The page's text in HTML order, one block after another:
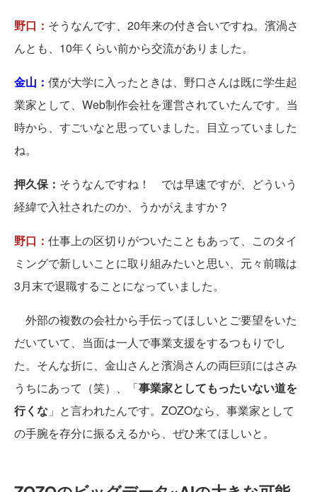
野口： そうなんです、20年来の付き合いですね。濱渦さ
んとも、10年くらい前から交流がありました。
金山： 僕が大学に入ったときは、野口さんは既に学生起
業家として、Web制作会社を運営されていたんです。当
時から、すごいなと思っていました。目立っていました
ね。
押久保： そうなんですね！ では早速ですが、どういう
経緯で入社されたのか、うかがえますか？
野口： 仕事上の区切りがついたこともあって、このタイ
ミングで新しいことに取り組みたいと思い、元々前職は
3月末で退職することになっていました。
外部の複数の会社から手伝ってほしいとご要望をいた
だいていて、当面は一人で事業支援をするつもりでし
た。そんな折に、金山さんと濱渦さんの両巨頭にはさみ
うちにあって（笑）、「事業家としてもったいない道を
行くな 」と言われたんです。ZOZOなら、事業家として
の手腕を存分に振るえるから、ぜひ来てほしいと。